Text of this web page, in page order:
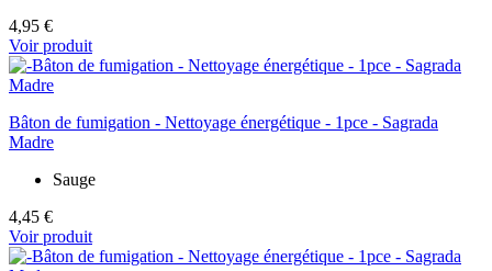
4,95 €
Voir produit
Bâton de fumigation - Nettoyage énergétique - 1pce - Sagrada
Madre
Sauge
4,45 €
Voir produit